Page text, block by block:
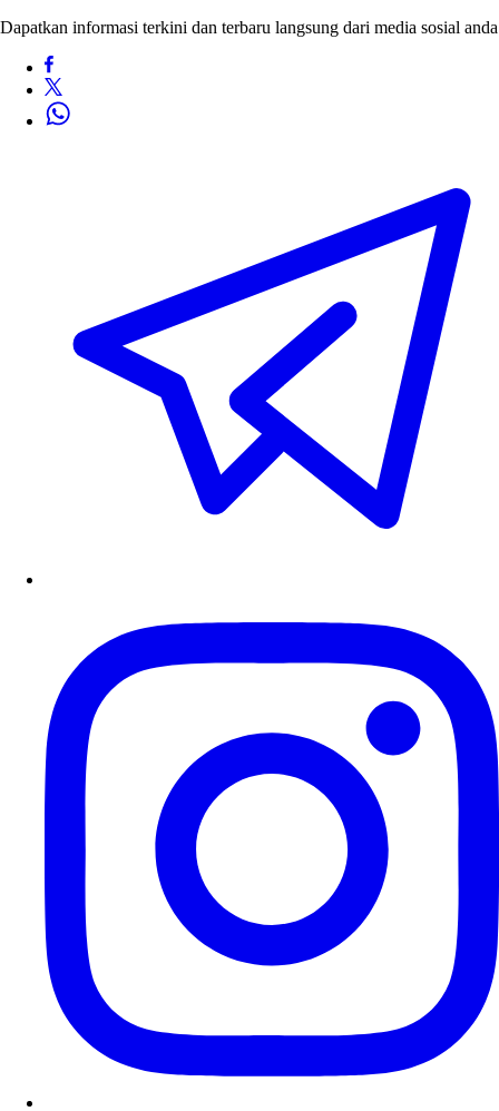
Dapatkan informasi terkini dan terbaru langsung dari media sosial anda